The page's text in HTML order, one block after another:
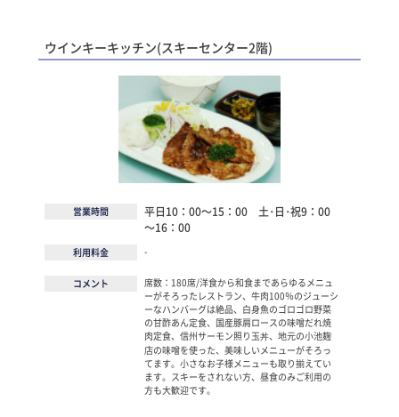
ウインキーキッチン(スキーセンター2階)
営業時間
平日10：00～15：00 土･日･祝9：00
～16：00
利用料金 -
コメント
席数：180席/洋食から和食まであらゆるメニュ
ーがそろったレストラン、牛肉100％のジューシ
ーなハンバーグは絶品、白身魚のゴロゴロ野菜
の甘酢あん定食、国産豚肩ロースの味噌だれ焼
肉定食、信州サーモン照り玉丼、地元の小池麹
店の味噌を使った、美味しいメニューがそろっ
てます。小さなお子様メニューも取り揃えてい
ます。スキーをされない方、昼食のみご利用の
方も大歓迎です。